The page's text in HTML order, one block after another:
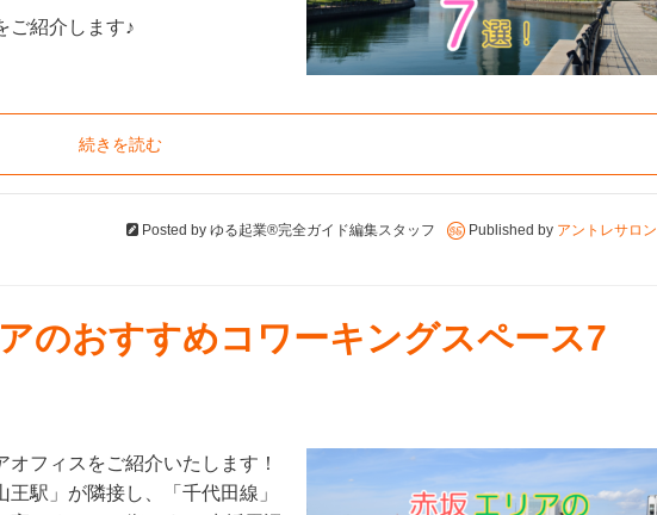
ご紹介します♪
続きを読む
Posted by ゆる起業®完全ガイド編集スタッフ Published by アントレサロン
のおすすめコワーキングスペース7
フィスをご紹介いたします！
駅」が隣接し、「千代田線」